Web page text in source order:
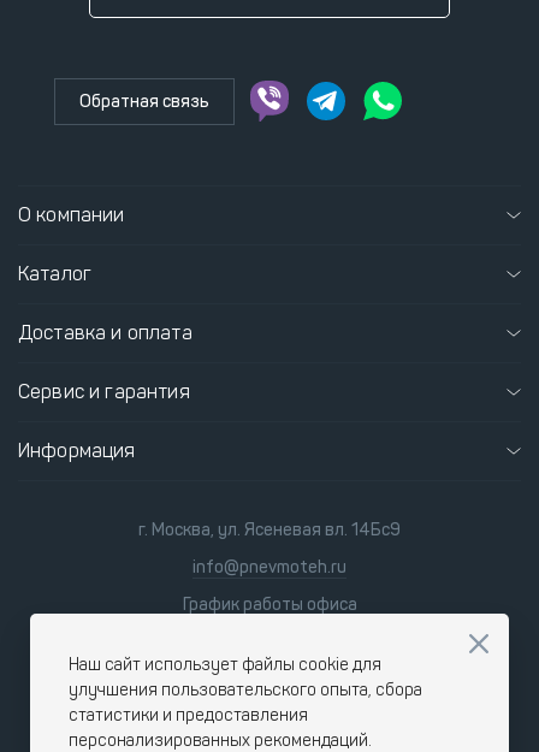
Обратная связь
О компании
Каталог
Доставка и оплата
Сервис и гарантия
Информация
г. Москва, ул. Ясеневая вл. 14Бс9
info@pnevmoteh.ru
График работы офиса
9:00 - 18:00
Наш сайт использует файлы cookie для
улучшения пользовательского опыта, сбора
статистики и предоставления
персонализированных рекомендаций.